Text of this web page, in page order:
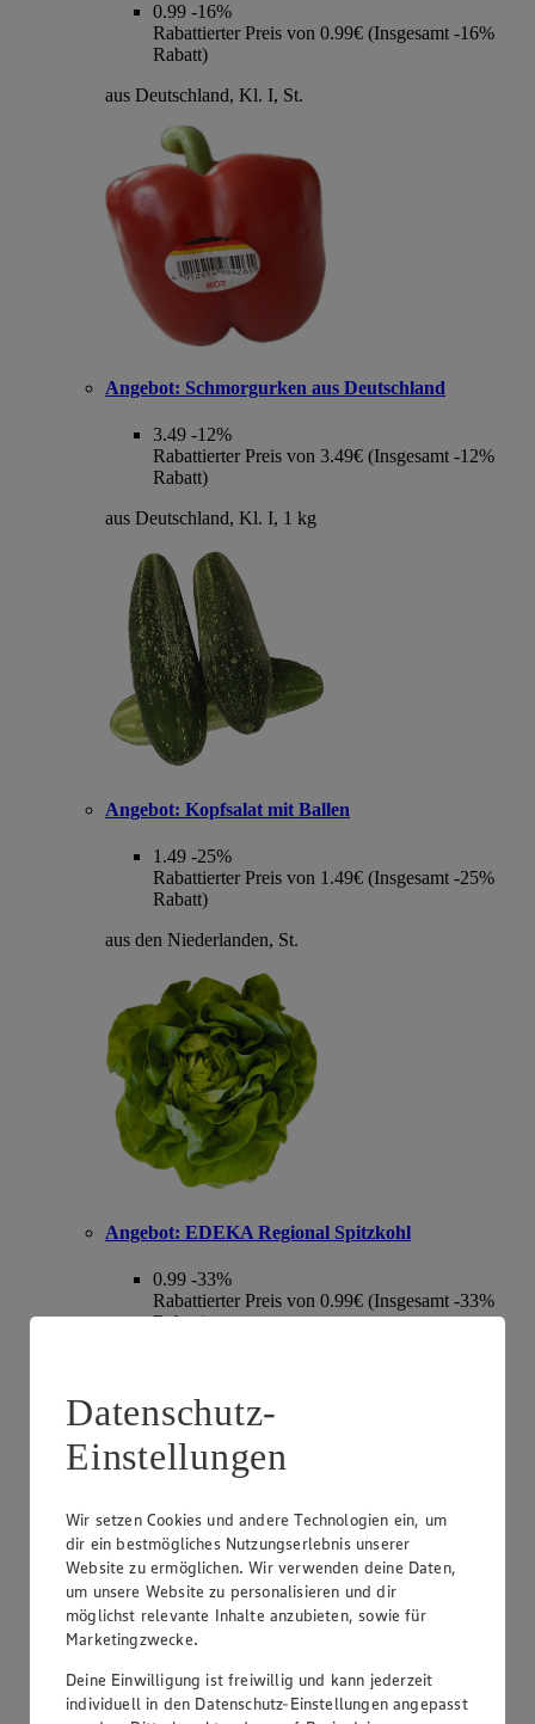
0.99 -16%
Rabattierter Preis von 0.99€ (Insgesamt -16%
Rabatt)
aus Deutschland, Kl. I, St.
Angebot: Schmorgurken aus Deutschland
3.49 -12%
Rabattierter Preis von 3.49€ (Insgesamt -12%
Rabatt)
aus Deutschland, Kl. I, 1 kg
Angebot: Kopfsalat mit Ballen
1.49 -25%
Rabattierter Preis von 1.49€ (Insgesamt -25%
Rabatt)
aus den Niederlanden, St.
Angebot: EDEKA Regional Spitzkohl
0.99 -33%
Rabattierter Preis von 0.99€ (Insgesamt -33%
Rabatt)
Angebot:
Braeburn oder Wellant
Datenschutz-
Einstellungen
Wir setzen Cookies und andere Technologien ein, um
dir ein bestmögliches Nutzungserlebnis unserer
Website zu ermöglichen. Wir verwenden deine Daten,
um unsere Website zu personalisieren und dir
möglichst relevante Inhalte anzubieten, sowie für
Marketingzwecke.
Deine Einwilligung ist freiwillig und kann jederzeit
individuell in den Datenschutz-Einstellungen angepasst